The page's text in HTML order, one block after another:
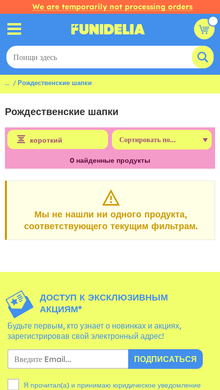
We are temporarily not processing orders
... Рождественские шапки
Рождественские шапки
короткий
0 найденные продукты
Мы не нашли ни одного продукта,
соответствующего текущим фильтрам.
ДОСТУП К ЭКСКЛЮЗИВНЫМ
АКЦИЯМ*
Будьте первым, кто узнает о новинках и акциях,
зарегистрировав свой электронный адрес!
ПОДПИСАТЬСЯ
Я прочитал(а) и принимаю юридическое уведомление